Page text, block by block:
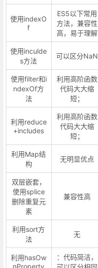
使用indexO
f
ES5以下常用
方法，兼容性
高，易于理解
使用inculde
s方法
可以区分NaN
使用filter和i
ndexOf方
法
利用高阶函数
代码大大缩
短；
利用reduce
+includes
利用高阶函数
代码大大缩
短；
利用Map结
构
无明显优点
双层嵌套，
使用splice
删除重复元
素
兼容性高
利用sort方
法
无
利用hasOw
nProperty
：代码简洁，